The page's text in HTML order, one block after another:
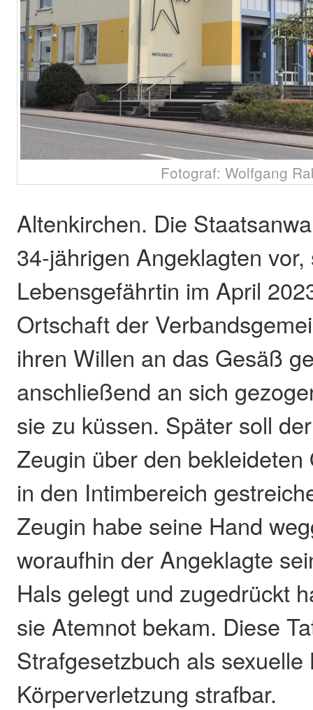
Fotograf: Wolfgang
Altenkirchen. Die
34-jährigen Angeklagten
Lebensgefährtin im April
Ortschaft der
ihren Willen an das Gesäß
anschließend an sich
sie zu küssen. Später soll
Zeugin über den
in den Intimbereich
Zeugin habe seine Hand
woraufhin der Angeklagte
Hals gelegt und zugedrückt
sie Atemnot bekam. Diese
Strafgesetzbuch als
Körperverletzung strafbar.